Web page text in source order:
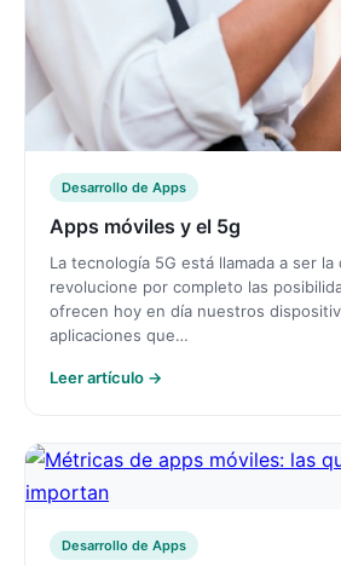
Desarrollo de Apps
Apps móviles y el 5g
La tecnología 5G está llamada a ser
revolucione por completo las
ofrecen hoy en día nuestros
aplicaciones que…
Leer artículo →
Desarrollo de Apps